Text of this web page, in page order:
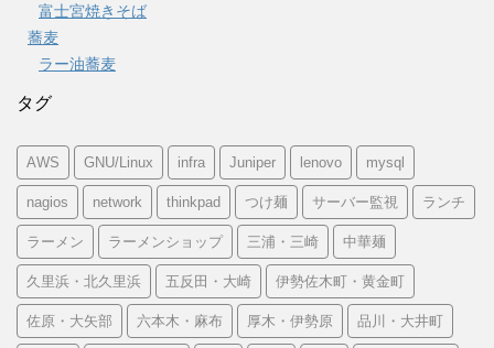
富士宮焼きそば
蕎麦
ラー油蕎麦
タグ
AWS GNU/Linux infra Juniper lenovo mysql
nagios network thinkpad つけ麺 サーバー監視 ランチ
ラーメン ラーメンショップ 三浦・三崎 中華麺
久里浜・北久里浜 五反田・大崎 伊勢佐木町・黄金町
佐原・大矢部 六本木・麻布 厚木・伊勢原 品川・大井町